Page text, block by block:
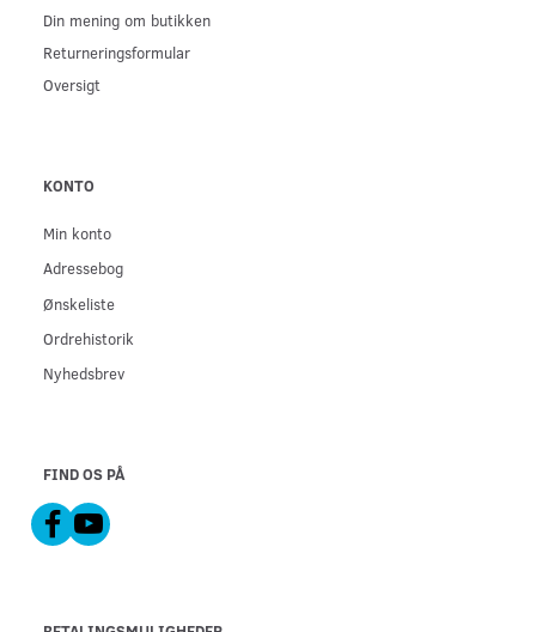
Din mening om butikken
Returneringsformular
Oversigt
KONTO
Min konto
Adressebog
Ønskeliste
Ordrehistorik
Nyhedsbrev
FIND OS PÅ